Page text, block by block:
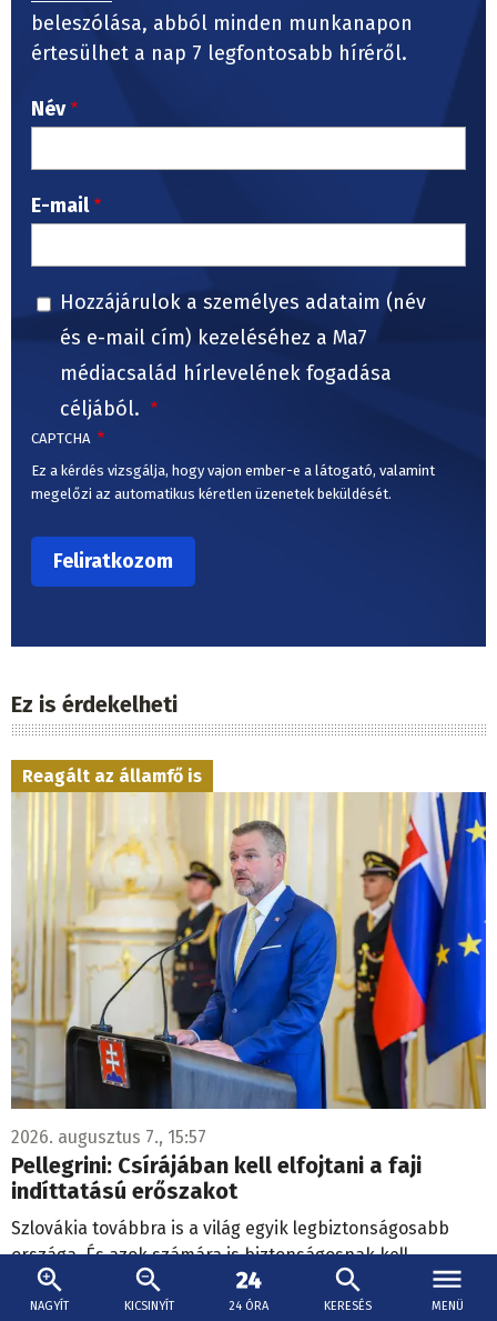
NAGYÍT KICSINYÍT 24 ÓRA KERESÉS MENÜ
beleszólása, abból minden munkanapon
értesülhet a nap 7 legfontosabb híréről.
Név
E-mail
Hozzájárulok a személyes adataim (név
és e-mail cím) kezeléséhez a Ma7
médiacsalád hírlevelének fogadása
céljából.
CAPTCHA
Ez a kérdés vizsgálja, hogy vajon ember-e a látogató, valamint
megelőzi az automatikus kéretlen üzenetek beküldését.
Ez is érdekelheti
Reagált az államfő is
2026. augusztus 7., 15:57
Pellegrini: Csírájában kell elfojtani a faji
indíttatású erőszakot
Szlovákia továbbra is a világ egyik legbiztonságosabb
országa. És azok számára is biztonságosnak kell
maradnia, akik tanulni, becsületesen dolgozni, vagy
turistaként érkeznek ide.